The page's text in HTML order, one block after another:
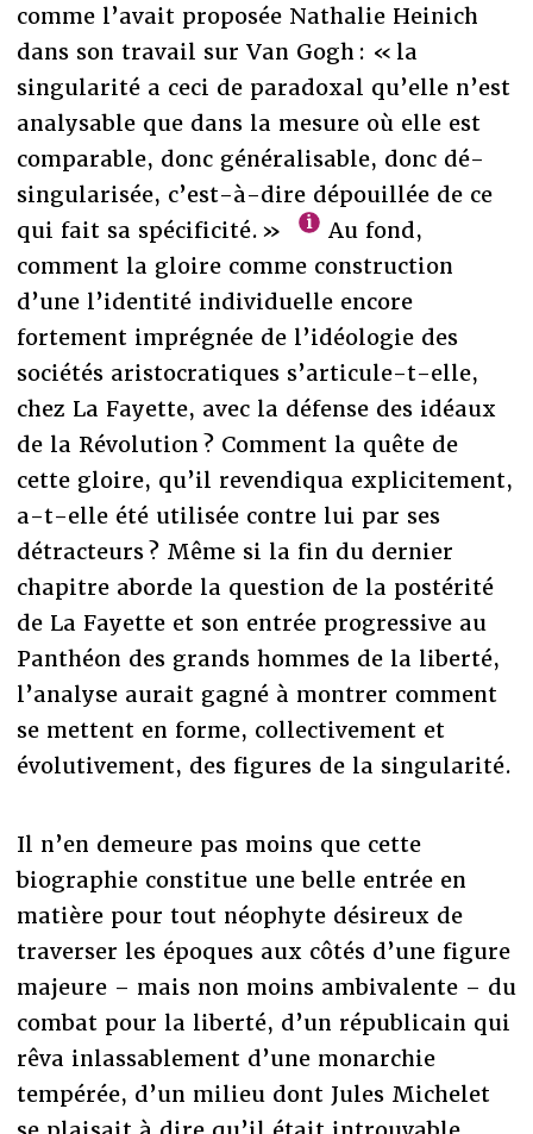
comme l’avait proposée Nathalie Heinich
dans son travail sur Van Gogh : « la
singularité a ceci de paradoxal qu’elle n’est
analysable que dans la mesure où elle est
comparable, donc généralisable, donc dé-
singularisée, c’est-à-dire dépouillée de ce
qui fait sa spécificité. »
Au fond,
comment la gloire comme construction
d’une l’identité individuelle encore
fortement imprégnée de l’idéologie des
sociétés aristocratiques s’articule-t-elle,
chez La Fayette, avec la défense des idéaux
de la Révolution ? Comment la quête de
cette gloire, qu’il revendiqua explicitement,
a-t-elle été utilisée contre lui par ses
détracteurs ? Même si la fin du dernier
chapitre aborde la question de la postérité
de La Fayette et son entrée progressive au
Panthéon des grands hommes de la liberté,
l’analyse aurait gagné à montrer comment
se mettent en forme, collectivement et
évolutivement, des figures de la singularité.
Il n’en demeure pas moins que cette
biographie constitue une belle entrée en
matière pour tout néophyte désireux de
traverser les époques aux côtés d’une figure
majeure – mais non moins ambivalente – du
combat pour la liberté, d’un républicain qui
rêva inlassablement d’une monarchie
tempérée, d’un milieu dont Jules Michelet